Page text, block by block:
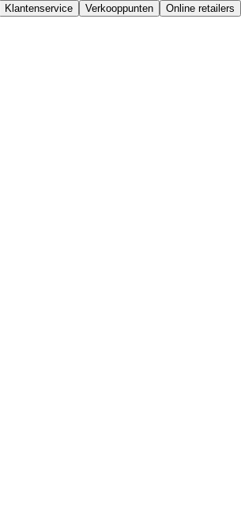
Klantenservice Verkooppunten Online retailers